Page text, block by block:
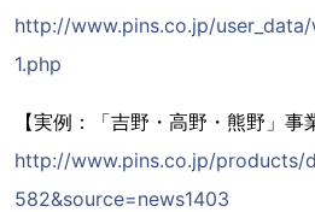
http://www.pins.co.jp/
1.php
【実例：「吉野・高野・熊野」
http://www.pins.co.jp/products/
582&source=news1403